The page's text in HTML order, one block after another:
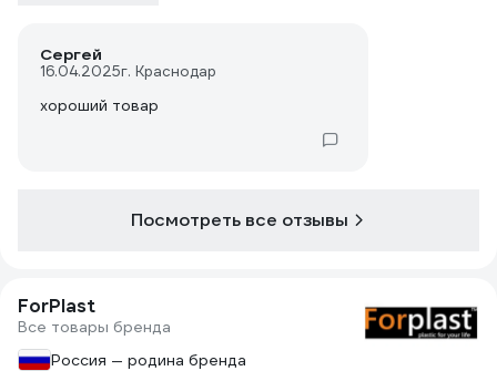
Сергей
16.04.2025г. Краснодар
хороший товар
Посмотреть все отзывы
ForPlast
Все товары бренда
Россия — родина бренда